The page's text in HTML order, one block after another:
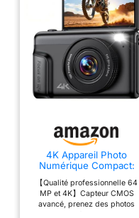
4K Appareil Photo
Numérique Compact:
64MP Digital Camera
avec 16X Zoom IPS Écran
- Cadeau pour Débutants
Enfant Adolescent -
【Qualité professionnelle 64
MP et 4K】Capteur CMOS
avancé, prenez des photos